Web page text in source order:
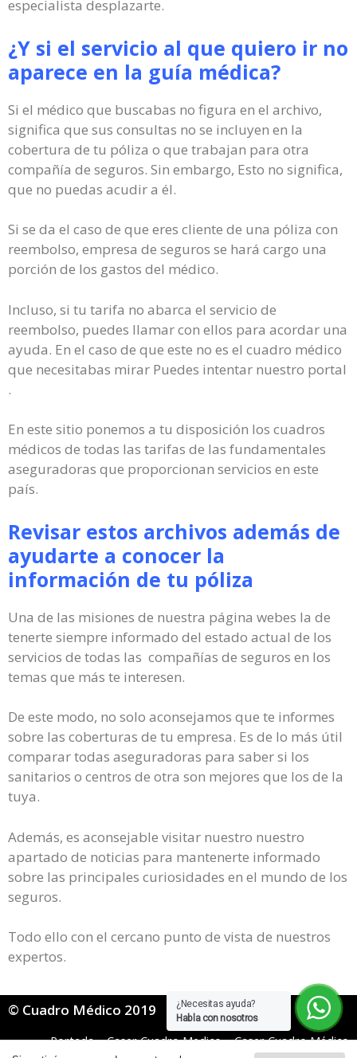
¿Necesitas ayuda?
Habla con nosotros
especialista desplazarte.
¿Y si el servicio al que quiero ir no
aparece en la guía médica?
Si el médico que buscabas no figura en el archivo,
significa que sus consultas no se incluyen en la
cobertura de tu póliza o que trabajan para otra
compañía de seguros. Sin embargo, Esto no significa,
que no puedas acudir a él.
Si se da el caso de que eres cliente de una póliza con
reembolso, empresa de seguros se hará cargo una
porción de los gastos del médico.
Incluso, si tu tarifa no abarca el servicio de
reembolso, puedes llamar con ellos para acordar una
ayuda. En el caso de que este no es el cuadro médico
que necesitabas mirar Puedes intentar nuestro portal
.
En este sitio ponemos a tu disposición los cuadros
médicos de todas las tarifas de las fundamentales
aseguradoras que proporcionan servicios en este
país.
Revisar estos archivos además de
ayudarte a conocer la
información de tu póliza
Una de las misiones de nuestra página webes la de
tenerte siempre informado del estado actual de los
servicios de todas las compañías de seguros en los
temas que más te interesen.
De este modo, no solo aconsejamos que te informes
sobre las coberturas de tu empresa. Es de lo más útil
comparar todas aseguradoras para saber si los
sanitarios o centros de otra son mejores que los de la
tuya.
Además, es aconsejable visitar nuestro nuestro
apartado de noticias para mantenerte informado
sobre las principales curiosidades en el mundo de los
seguros.
Todo ello con el cercano punto de vista de nuestros
expertos.
© Cuadro Médico 2019
Portada»Caser Cuadro Medico»Caser Cuadro Médico